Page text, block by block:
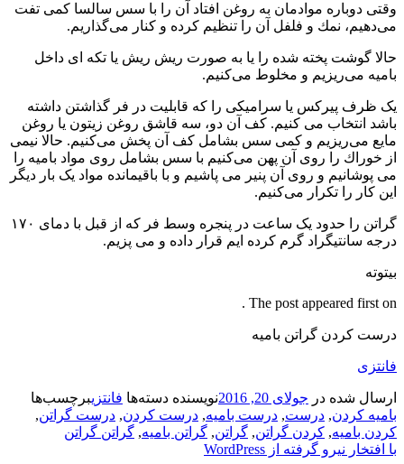
وقتی دوباره موادمان به روغن افتاد آن را با سس سالسا كمی تفت
می‌دهیم، نمك و فلفل آن را تنظیم كرده و كنار می‌گذاریم.
حالا گوشت پخته شده را یا به صورت ریش ریش یا تكه ای داخل
بامیه می‌ریزیم و مخلوط می‌كنیم.
یک ظرف پیركس یا سرامیكی را كه قابلیت در فر گذاشتن داشته
باشد انتخاب می كنیم. كف آن دو، سه قاشق روغن زیتون یا روغن
مایع می‌ریزیم و كمی سس بشامل كف آن پخش می‌كنیم. حالا نیمی
از خوراك را روی آن پهن می‌كنیم با سس بشامل روی مواد بامیه را
می پوشانیم و روی آن پنیر می پاشیم و با باقیمانده مواد یک بار دیگر
این كار را تكرار می‌كنیم.
گراتن را حدود یک ساعت در پنجره وسط فر كه از قبل با دمای ۱۷۰
درجه سانتیگراد گرم كرده ایم قرار داده و می پزیم.
بیتوته
The post appeared first on .
درست کردن گراتن بامیه
فانتزی
ارسال شده در جولای 20, 2016 نویسنده دسته‌ها فانتزیبرچسب‌ها
بامیه کردن, درست, درست بامیه, درست کردن, درست گراتن,
کردن بامیه, کردن گراتن, گراتن, گراتن بامیه, گراتن گراتن
با افتخار نیرو گرفته از WordPress